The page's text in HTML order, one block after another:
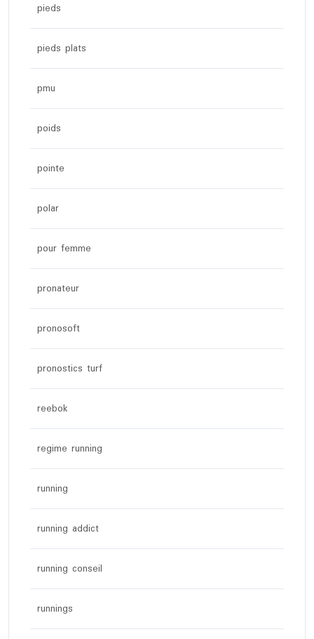
pieds
pieds plats
pmu
poids
pointe
polar
pour femme
pronateur
pronosoft
pronostics turf
reebok
regime running
running
running addict
running conseil
runnings